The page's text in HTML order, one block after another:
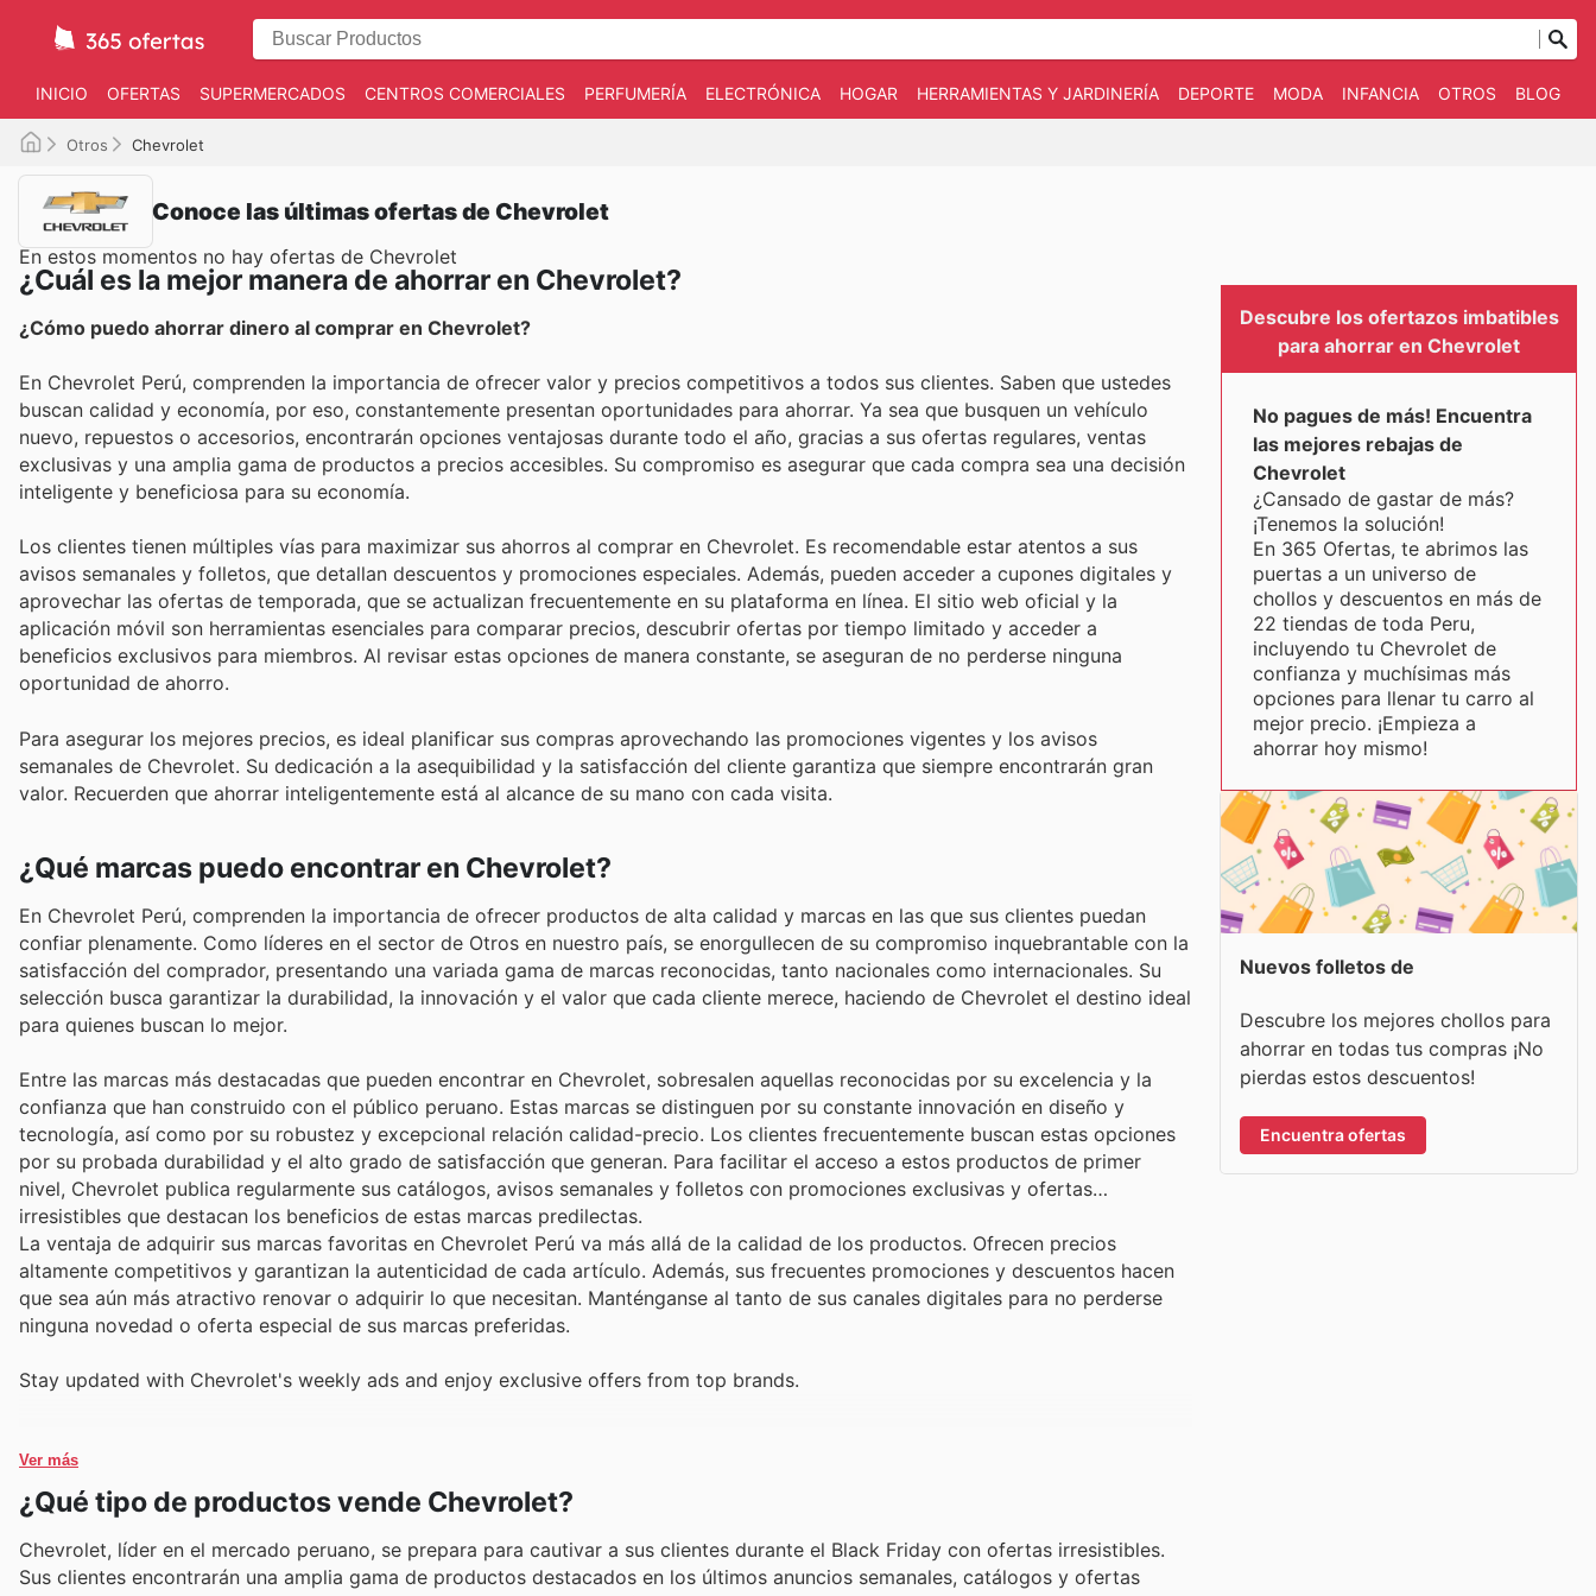
INICIO OFERTAS SUPERMERCADOS CENTROS COMERCIALES PERFUMERÍA ELECTRÓNICA HOGAR HERRAMIENTAS Y JARDINERÍA DEPORTE MODA INFANCIA OTROS BLOG
Otros Chevrolet
Conoce las últimas ofertas de Chevrolet
En estos momentos no hay ofertas de Chevrolet
¿Cuál es la mejor manera de ahorrar en Chevrolet?
¿Cómo puedo ahorrar dinero al comprar en Chevrolet?
En Chevrolet Perú, comprenden la importancia de ofrecer valor y precios competitivos a todos sus clientes. Saben que ustedes
buscan calidad y economía, por eso, constantemente presentan oportunidades para ahorrar. Ya sea que busquen un vehículo
nuevo, repuestos o accesorios, encontrarán opciones ventajosas durante todo el año, gracias a sus ofertas regulares, ventas
exclusivas y una amplia gama de productos a precios accesibles. Su compromiso es asegurar que cada compra sea una decisión
inteligente y beneficiosa para su economía.
Los clientes tienen múltiples vías para maximizar sus ahorros al comprar en Chevrolet. Es recomendable estar atentos a sus
avisos semanales y folletos, que detallan descuentos y promociones especiales. Además, pueden acceder a cupones digitales y
aprovechar las ofertas de temporada, que se actualizan frecuentemente en su plataforma en línea. El sitio web oficial y la
aplicación móvil son herramientas esenciales para comparar precios, descubrir ofertas por tiempo limitado y acceder a
beneficios exclusivos para miembros. Al revisar estas opciones de manera constante, se aseguran de no perderse ninguna
oportunidad de ahorro.
Para asegurar los mejores precios, es ideal planificar sus compras aprovechando las promociones vigentes y los avisos
semanales de Chevrolet. Su dedicación a la asequibilidad y la satisfacción del cliente garantiza que siempre encontrarán gran
valor. Recuerden que ahorrar inteligentemente está al alcance de su mano con cada visita.
¿Qué marcas puedo encontrar en Chevrolet?
En Chevrolet Perú, comprenden la importancia de ofrecer productos de alta calidad y marcas en las que sus clientes puedan
confiar plenamente. Como líderes en el sector de Otros en nuestro país, se enorgullecen de su compromiso inquebrantable con la
satisfacción del comprador, presentando una variada gama de marcas reconocidas, tanto nacionales como internacionales. Su
selección busca garantizar la durabilidad, la innovación y el valor que cada cliente merece, haciendo de Chevrolet el destino ideal
para quienes buscan lo mejor.
Entre las marcas más destacadas que pueden encontrar en Chevrolet, sobresalen aquellas reconocidas por su excelencia y la
confianza que han construido con el público peruano. Estas marcas se distinguen por su constante innovación en diseño y
tecnología, así como por su robustez y excepcional relación calidad-precio. Los clientes frecuentemente buscan estas opciones
por su probada durabilidad y el alto grado de satisfacción que generan. Para facilitar el acceso a estos productos de primer
nivel, Chevrolet publica regularmente sus catálogos, avisos semanales y folletos con promociones exclusivas y ofertas
irresistibles que destacan los beneficios de estas marcas predilectas.
La ventaja de adquirir sus marcas favoritas en Chevrolet Perú va más allá de la calidad de los productos. Ofrecen precios
altamente competitivos y garantizan la autenticidad de cada artículo. Además, sus frecuentes promociones y descuentos hacen
que sea aún más atractivo renovar o adquirir lo que necesitan. Manténganse al tanto de sus canales digitales para no perderse
ninguna novedad o oferta especial de sus marcas preferidas.
Stay updated with Chevrolet's weekly ads and enjoy exclusive offers from top brands.
Ver más
¿Qué tipo de productos vende Chevrolet?
Chevrolet, líder en el mercado peruano, se prepara para cautivar a sus clientes durante el Black Friday con ofertas irresistibles.
Sus clientes encontrarán una amplia gama de productos destacados en los últimos anuncios semanales, catálogos y ofertas
Descubre los ofertazos imbatibles
para ahorrar en Chevrolet
No pagues de más! Encuentra
las mejores rebajas de
Chevrolet
¿Cansado de gastar de más?
¡Tenemos la solución!
En 365 Ofertas, te abrimos las
puertas a un universo de
chollos y descuentos en más de
22 tiendas de toda Peru,
incluyendo tu Chevrolet de
confianza y muchísimas más
opciones para llenar tu carro al
mejor precio. ¡Empieza a
ahorrar hoy mismo!
Nuevos folletos de
Descubre los mejores chollos para
ahorrar en todas tus compras ¡No
pierdas estos descuentos!
Encuentra ofertas